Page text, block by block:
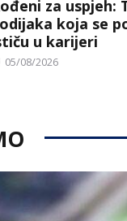
za uspjeh:
koja se
u karijeri
Posted
05/08/2026